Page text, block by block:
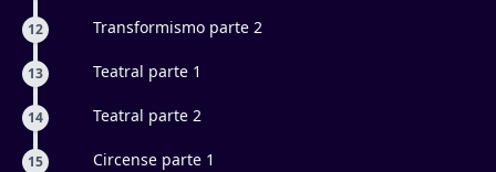
12 Transformismo parte 2
13 Teatral parte 1
14 Teatral parte 2
15 Circense parte 1